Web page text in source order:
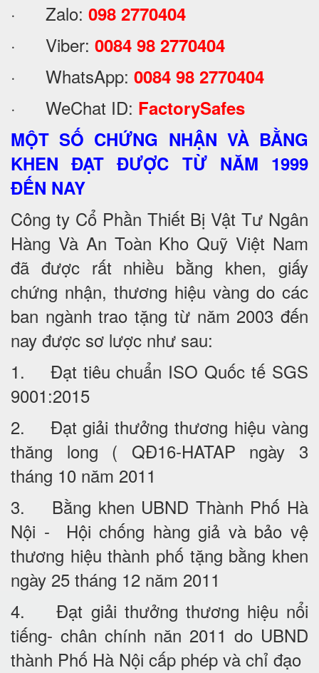
· Zalo: 098 2770404
· Viber: 0084 98 2770404
· WhatsApp: 0084 98 2770404
· WeChat ID: FactorySafes
MỘT SỐ CHỨNG NHẬN VÀ BẰNG
KHEN ĐẠT ĐƯỢC TỪ NĂM 1999
ĐẾN NAY
Công ty Cổ Phần Thiết Bị Vật Tư Ngân
Hàng Và An Toàn Kho Quỹ Việt Nam
đã được rất nhiều bằng khen, giấy
chứng nhận, thương hiệu vàng do các
ban ngành trao tặng từ năm 2003 đến
nay được sơ lược như sau:
1. Đạt tiêu chuẩn ISO Quốc tế SGS
9001:2015
2. Đạt giải thưởng thương hiệu vàng
thăng long ( QĐ16-HATAP ngày 3
tháng 10 năm 2011
3. Bằng khen UBND Thành Phố Hà
Nội - Hội chống hàng giả và bảo vệ
thương hiệu thành phố tặng bằng khen
ngày 25 tháng 12 năm 2011
4. Đạt giải thưởng thương hiệu nổi
tiếng- chân chính năn 2011 do UBND
thành Phố Hà Nội cấp phép và chỉ đạo